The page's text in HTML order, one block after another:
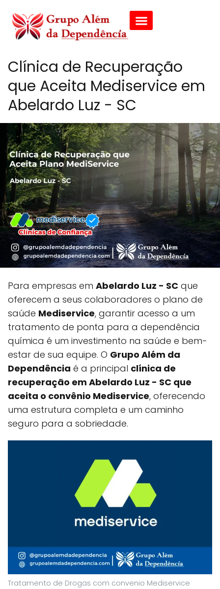
Clínica de Recuperação
que Aceita Mediservice em
Abelardo Luz - SC
Para empresas em Abelardo Luz - SC que
oferecem a seus colaboradores o plano de
saúde Mediservice, garantir acesso a um
tratamento de ponta para a dependência
química é um investimento na saúde e bem-
estar de sua equipe. O Grupo Além da
Dependência é a principal clínica de
recuperação em Abelardo Luz - SC que
aceita o convênio Mediservice, oferecendo
uma estrutura completa e um caminho
seguro para a sobriedade.
Tratamento de Drogas com convenio Mediservice